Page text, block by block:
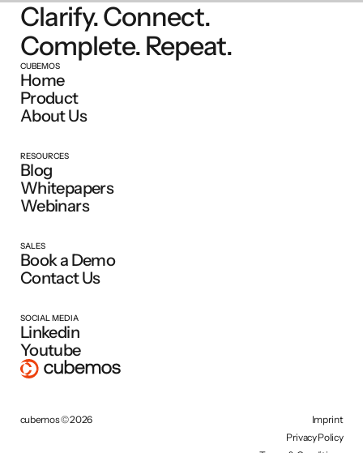
Clarify. Connect.
Complete. Repeat.
CUBEMOS
Home
Product
About Us
RESOURCES
Blog
Whitepapers
Webinars
SALES
Book a Demo
Contact Us
SOCIAL MEDIA
Linkedin
Youtube
cubemos © 2026
Imprint
Privacy Policy